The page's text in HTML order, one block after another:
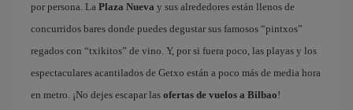
por persona. La Plaza Nueva y sus alrededores están llenos de
concurridos bares donde puedes degustar sus famosos “pintxos”
regados con “txikitos” de vino. Y, por si fuera poco, las playas y los
espectaculares acantilados de Getxo están a poco más de media hora
en metro. ¡No dejes escapar las ofertas de vuelos a Bilbao!